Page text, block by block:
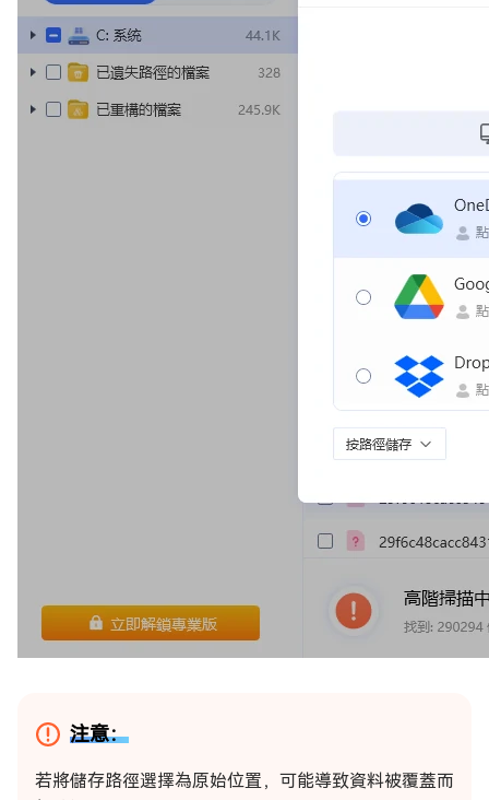
注意：
若將儲存路徑選擇為原始位置，可能導致資料被覆蓋而